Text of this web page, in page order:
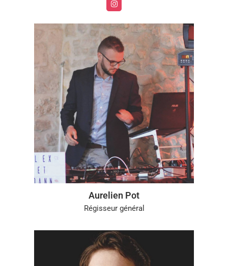
Aurelien Pot
Régisseur général